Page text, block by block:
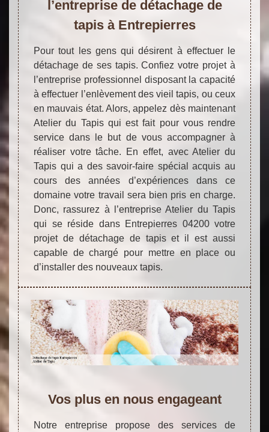
l’entreprise de détachage de
tapis à Entrepierres
Pour tout les gens qui désirent à effectuer le
détachage de ses tapis. Confiez votre projet à
l’entreprise professionnel disposant la capacité
à effectuer l’enlèvement des vieil tapis, ou ceux
en mauvais état. Alors, appelez dès maintenant
Atelier du Tapis qui est fait pour vous rendre
service dans le but de vous accompagner à
réaliser votre tâche. En effet, avec Atelier du
Tapis qui a des savoir-faire spécial acquis au
cours des années d’expériences dans ce
domaine votre travail sera bien pris en charge.
Donc, rassurez à l’entreprise Atelier du Tapis
qui se réside dans Entrepierres 04200 votre
projet de détachage de tapis et il est aussi
capable de chargé pour mettre en place ou
d’installer des nouveaux tapis.
Vos plus en nous engageant
Notre entreprise propose des services de